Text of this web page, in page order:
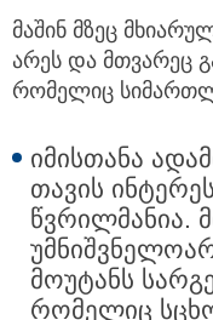
მაშინ მზეც
არეს და მთვარეც
რომელიც
იმისთანა
თავის
წვრილმანია.
მოუტანს
რომელიც